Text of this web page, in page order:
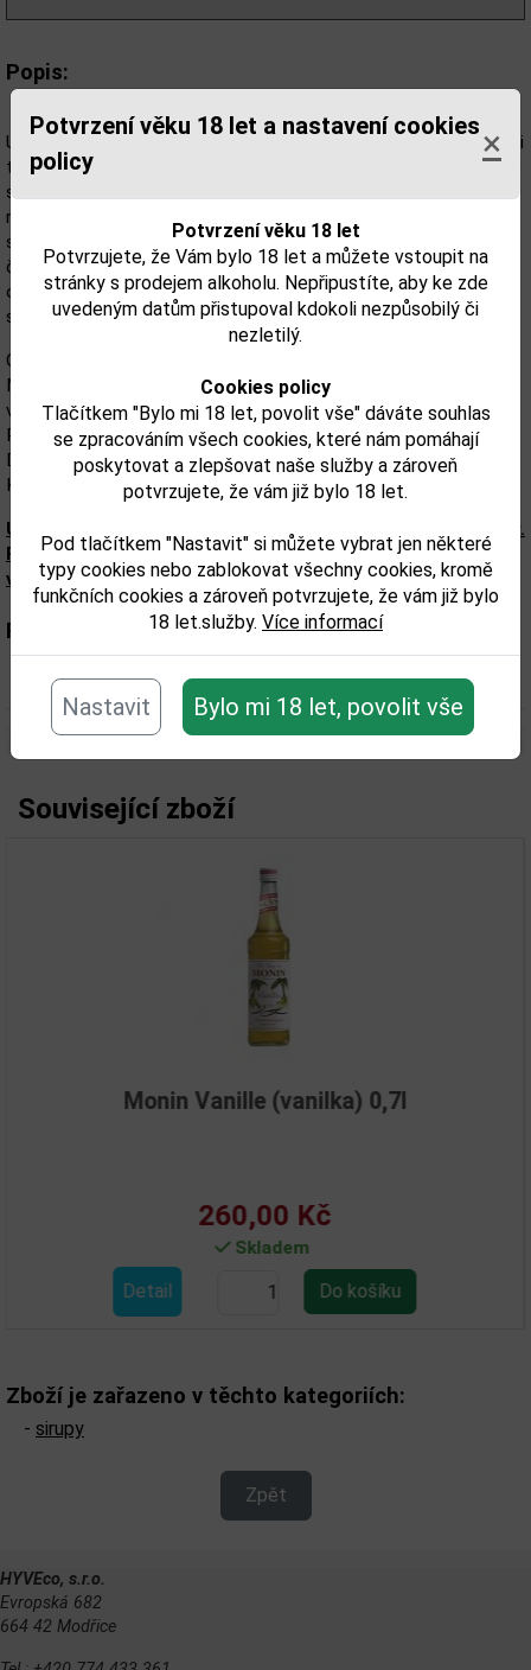
Potvrzení věku 18 let a nastavení cookies
policy
×
Potvrzení věku 18 let
Potvrzujete, že Vám bylo 18 let a můžete vstoupit na
stránky s prodejem alkoholu. Nepřipustíte, aby ke zde
uvedeným datům přistupoval kdokoli nezpůsobilý či
nezletilý.
Cookies policy
Tlačítkem "Bylo mi 18 let, povolit vše" dáváte souhlas
se zpracováním všech cookies, které nám pomáhají
poskytovat a zlepšovat naše služby a zároveň
potvrzujete, že vám již bylo 18 let.
Pod tlačítkem "Nastavit" si můžete vybrat jen některé
typy cookies nebo zablokovat všechny cookies, kromě
funkčních cookies a zároveň potvrzujete, že vám již bylo
18 let.služby. Více informací
Nastavit Bylo mi 18 let, povolit vše
Popis:
Už po staletí jsou rudé třešně ovocem, které se na celé zeměkouli
těší pozici jednoho z nejoblíbenějších. Třešně typu Morello získaly
své jméno z italského výrazu pro kyselý. V češtině známe tyto
rudé, velmi šťavnaté plody s naoranžovělou dužinou a
sladkokyselou chutí jako višně. Višně se po celém světě staly
častou součástí koláčů, pudinků, zavařenin, díky své výrazné a
osvěžující chuti jsou používány při výrobě unikátního piva nebo
stále oblíbenějších likérů.
Objevte způsob, jakým se firmě Monin podařilo v jedinečném
Monin Griotkovém Sirupu zachytit typickou chuť léta a zrajících
višní. Dotvořte jí i vaše cocktaily, smoothie nebo kávu.
Pochopitelně bez ohledu na aktuální počasí nebo roční období.
Díky Monin Griotte Sirupu máte léto opravdu na dosah ruky.
Kdykoli a kdekoli.
Upozorňujeme, že tento produkt může obsahovat alergeny.
Přesné složení a alergeny jsou k dispozici na obalu
výrobku. Zkontrolujte prosím před konzumací.
Parametry:
Objem obalu (L): 0,7
Související zboží
Monin Vanille (vanilka) 0,7l
260,00 Kč
Skladem
Zboží je zařazeno v těchto kategoriích:
- sirupy
Zpět
HYVEco, s.r.o.
Evropská 682
664 42 Modřice